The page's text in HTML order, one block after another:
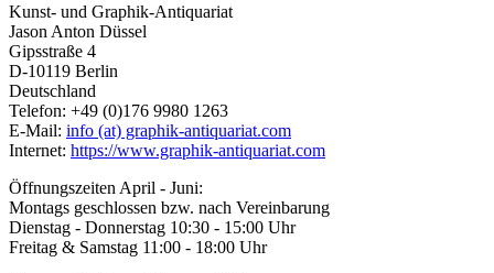
Kunst- und Graphik-Antiquariat
Jason Anton Düssel
Gipsstraße 4
D-10119 Berlin
Deutschland
Telefon: +49 (0)176 9980 1263
E-Mail: info (at) graphik-antiquariat.com
Internet: https://www.graphik-antiquariat.com
Öffnungszeiten April - Juni:
Montags geschlossen bzw. nach Vereinbarung
Dienstag - Donnerstag 10:30 - 15:00 Uhr
Freitag & Samstag 11:00 - 18:00 Uhr